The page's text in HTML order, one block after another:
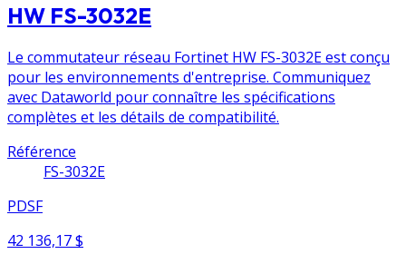
HW FS-3032E
Le commutateur réseau Fortinet HW FS-3032E est conçu
pour les environnements d'entreprise. Communiquez
avec Dataworld pour connaître les spécifications
complètes et les détails de compatibilité.
Référence
FS-3032E
PDSF
42 136,17 $